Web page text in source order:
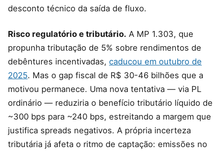
desconto técnico da saída de fluxo.
Risco regulatório e tributário. A MP 1.303, que
propunha tributação de 5% sobre rendimentos de
debêntures incentivadas, caducou em outubro de
2025. Mas o gap fiscal de R$ 30-46 bilhões que a
motivou permanece. Uma nova tentativa — via PL
ordinário — reduziria o benefício tributário líquido de
~300 bps para ~240 bps, estreitando a margem que
justifica spreads negativos. A própria incerteza
tributária já afeta o ritmo de captação: emissões no